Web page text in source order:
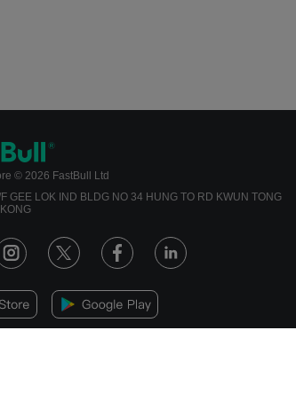
© 2026 FastBull Ltd
GEE LOK IND BLDG NO 34 HUNG TO RD KWUN TONG